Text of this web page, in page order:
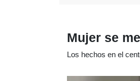
Mujer se
Los hechos en el